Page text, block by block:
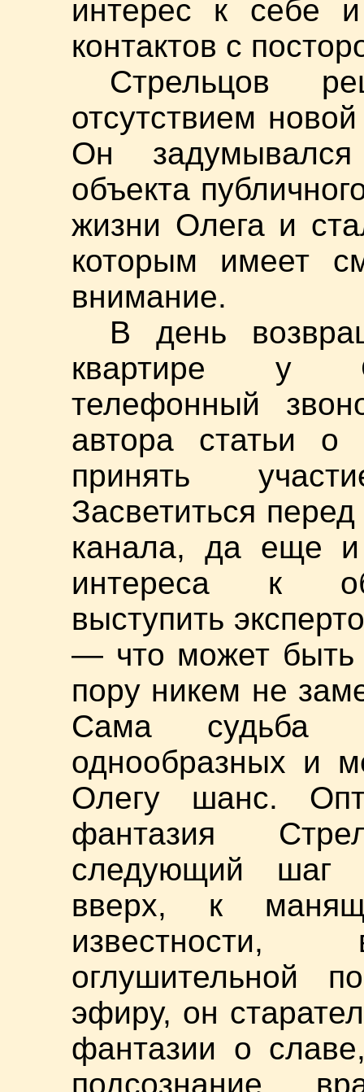
интерес к себе
контактов с
Стрельцов
отсутствием
Он
объекта
жизни Олега и
которым имеет
внимание.
В день
квартире у
телефонный
автора статьи о
принять
Засветиться
канала, да еще
интереса к
выступить
— что может быть
пору никем не
Сама судьба
однообразных и
Олегу шанс.
фантазия
следующий шаг
вверх, к
известности,
оглушительной
эфиру, он
фантазии о
подсознание